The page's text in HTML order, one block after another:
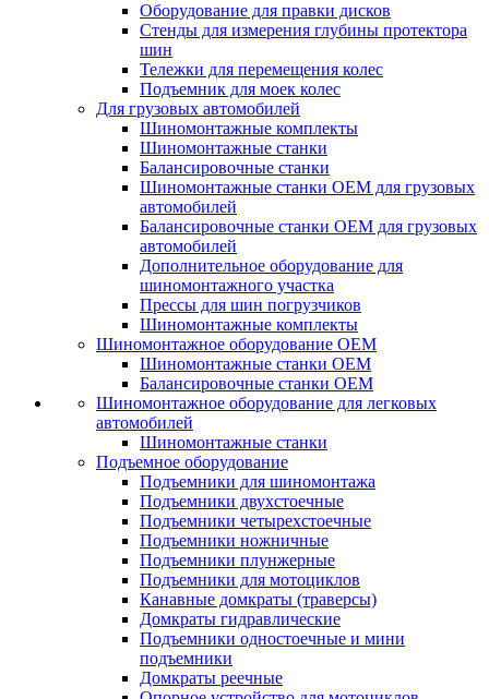
Оборудование для правки дисков
Стенды для измерения глубины протектора
шин
Тележки для перемещения колес
Подъемник для моек колеc
Для грузовых автомобилей
Шиномонтажные комплекты
Шиномонтажные станки
Балансировочные станки
Шиномонтажные станки ОЕМ для грузовых
автомобилей
Балансировочные станки ОЕМ для грузовых
автомобилей
Дополнительное оборудование для
шиномонтажного участка
Прессы для шин погрузчиков
Шиномонтажные комплекты
Шиномонтажное оборудование ОЕМ
Шиномонтажные станки ОЕМ
Балансировочные станки ОЕМ
Шиномонтажное оборудование для легковых
автомобилей
Шиномонтажные станки
Подъемное оборудование
Подъемники для шиномонтажа
Подъемники двухстоечные
Подъемники четырехстоечные
Подъемники ножничные
Подъемники плунжерные
Подъемники для мотоциклов
Канавные домкраты (траверсы)
Домкраты гидравлические
Подъемники одностоечные и мини
подъемники
Домкраты реечные